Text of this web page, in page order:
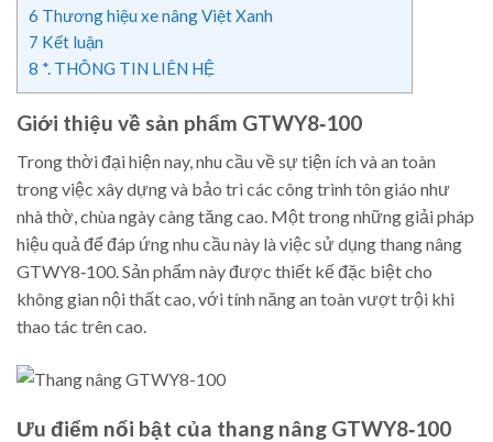
6 Thương hiệu xe nâng Việt Xanh
7 Kết luận
8 *. THÔNG TIN LIÊN HỆ
Giới thiệu về sản phẩm GTWY8‑100
Trong thời đại hiện nay, nhu cầu về sự tiện ích và an toàn
trong việc xây dựng và bảo trì các công trình tôn giáo như
nhà thờ, chùa ngày càng tăng cao. Một trong những giải pháp
hiệu quả để đáp ứng nhu cầu này là việc sử dụng thang nâng
GTWY8‑100. Sản phẩm này được thiết kế đặc biệt cho
không gian nội thất cao, với tính năng an toàn vượt trội khi
thao tác trên cao.
Ưu điểm nổi bật của thang nâng GTWY8‑100